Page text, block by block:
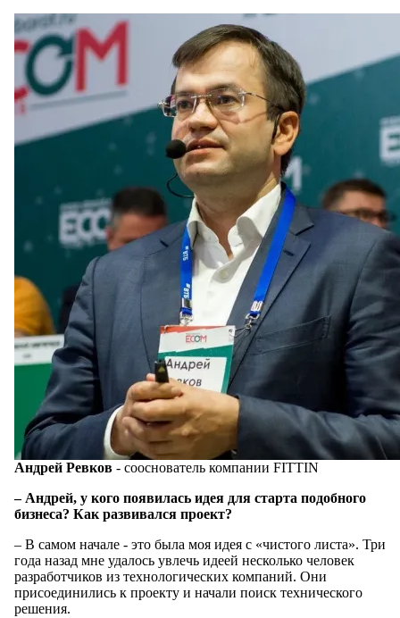
Андрей Ревков - сооснователь компании FITTIN
– Андрей, у кого появилась идея для старта подобного
бизнеса? Как развивался проект?
– В самом начале - это была моя идея с «чистого листа». Три
года назад мне удалось увлечь идеей несколько человек
разработчиков из технологических компаний. Они
присоединились к проекту и начали поиск технического
решения.